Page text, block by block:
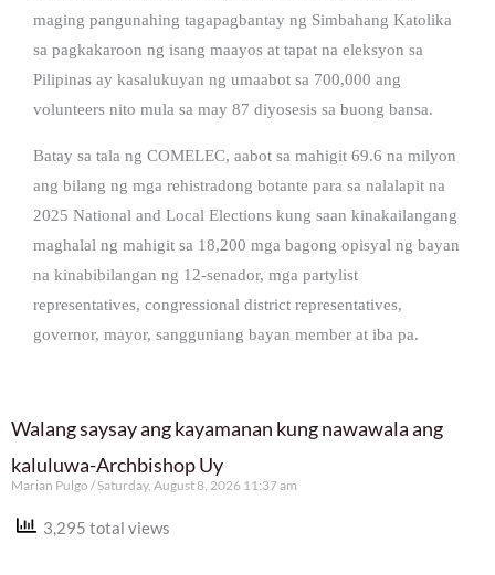
maging pangunahing tagapagbantay ng Simbahang Katolika
sa pagkakaroon ng isang maayos at tapat na eleksyon sa
Pilipinas ay kasalukuyan ng umaabot sa 700,000 ang
volunteers nito mula sa may 87 diyosesis sa buong bansa.
Batay sa tala ng COMELEC, aabot sa mahigit 69.6 na milyon
ang bilang ng mga rehistradong botante para sa nalalapit na
2025 National and Local Elections kung saan kinakailangang
maghalal ng mahigit sa 18,200 mga bagong opisyal ng bayan
na kinabibilangan ng 12-senador, mga partylist
representatives, congressional district representatives,
governor, mayor, sangguniang bayan member at iba pa.
Walang saysay ang kayamanan kung nawawala ang
kaluluwa-Archbishop Uy
Marian Pulgo Saturday, August 8, 2026 11:37 am
3,295 total views